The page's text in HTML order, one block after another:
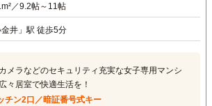
／9.2帖～11帖
金井」駅 徒歩5分
メラなどのセキュリティ充実な女子専用マンシ
々居室で快適生活を！
チン2口／暗証番号式キー